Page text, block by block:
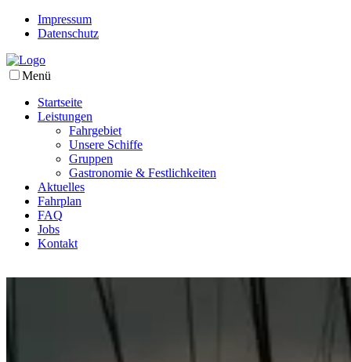
Impressum
Datenschutz
Menü
Startseite
Leistungen
Fahrgebiet
Unsere Schiffe
Gruppen
Gastronomie & Festlichkeiten
Aktuelles
Fahrplan
FAQ
Jobs
Kontakt